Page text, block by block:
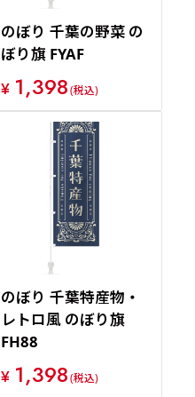
のぼり 千葉の野菜 の
ぼり旗 FYAF
¥ 1,398(税込)
のぼり 千葉特産物・
レトロ風 のぼり旗
FH88
¥ 1,398(税込)